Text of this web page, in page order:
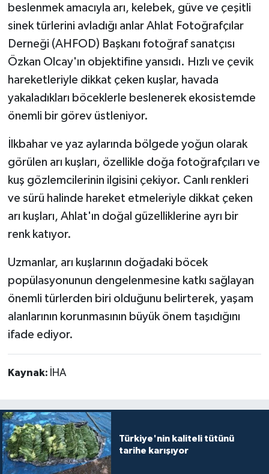
beslenmek amacıyla arı, kelebek, güve ve çeşitli
sinek türlerini avladığı anlar Ahlat Fotoğrafçılar
Derneği (AHFOD) Başkanı fotoğraf sanatçısı
Özkan Olcay'ın objektifine yansıdı. Hızlı ve çevik
hareketleriyle dikkat çeken kuşlar, havada
yakaladıkları böceklerle beslenerek ekosistemde
önemli bir görev üstleniyor.
İlkbahar ve yaz aylarında bölgede yoğun olarak
görülen arı kuşları, özellikle doğa fotoğrafçıları ve
kuş gözlemcilerinin ilgisini çekiyor. Canlı renkleri
ve sürü halinde hareket etmeleriyle dikkat çeken
arı kuşları, Ahlat'ın doğal güzelliklerine ayrı bir
renk katıyor.
Uzmanlar, arı kuşlarının doğadaki böcek
popülasyonunun dengelenmesine katkı sağlayan
önemli türlerden biri olduğunu belirterek, yaşam
alanlarının korunmasının büyük önem taşıdığını
ifade ediyor.
Kaynak: İHA
Türkiye'nin kaliteli tütünü
tarihe karışıyor